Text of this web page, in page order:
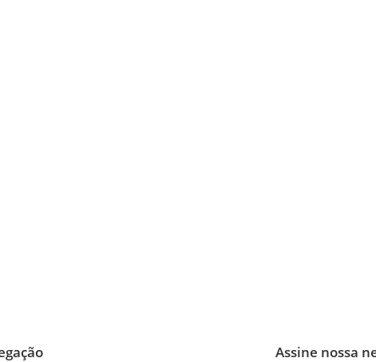
Assine nossa